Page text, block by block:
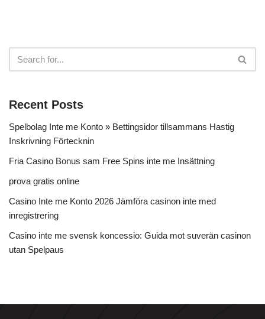
Recent Posts
Spelbolag Inte me Konto » Bettingsidor tillsammans Hastig
Inskrivning Förtecknin
Fria Casino Bonus sam Free Spins inte me Insättning
prova gratis online
Casino Inte me Konto 2026 Jämföra casinon inte med
inregistrering
Casino inte me svensk koncessio: Guida mot suverän casinon
utan Spelpaus